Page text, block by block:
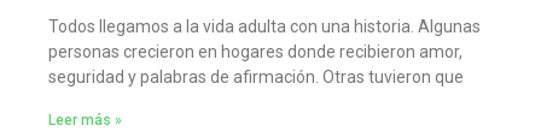
Todos llegamos a la vida adulta con una historia. Algunas
personas crecieron en hogares donde recibieron amor,
seguridad y palabras de afirmación. Otras tuvieron que
Leer más »